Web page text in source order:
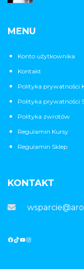
MENU
Konto użytkownika
Kontakt
Polityka prywatności
Polityka prywatności
Polityka zwrotów
Regulamin Kursy
Regulamin Sklep
KONTAKT